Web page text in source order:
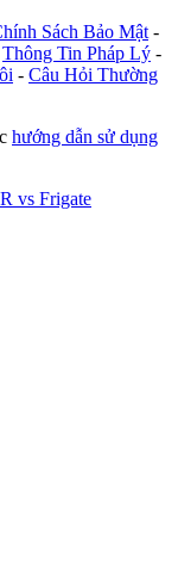
Sách Bảo Mật -
Thông Tin Pháp Lý -
- Câu Hỏi Thường
hướng dẫn sử dụng
vs Frigate